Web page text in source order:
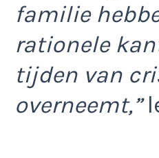
familie
rationele
tijden van
overneemt,”